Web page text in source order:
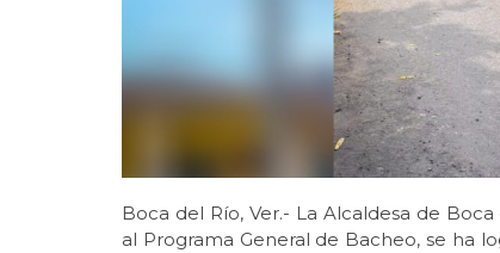
Boca del Río, Ver.- La Alcaldesa de
al Programa General de Bacheo, se ha